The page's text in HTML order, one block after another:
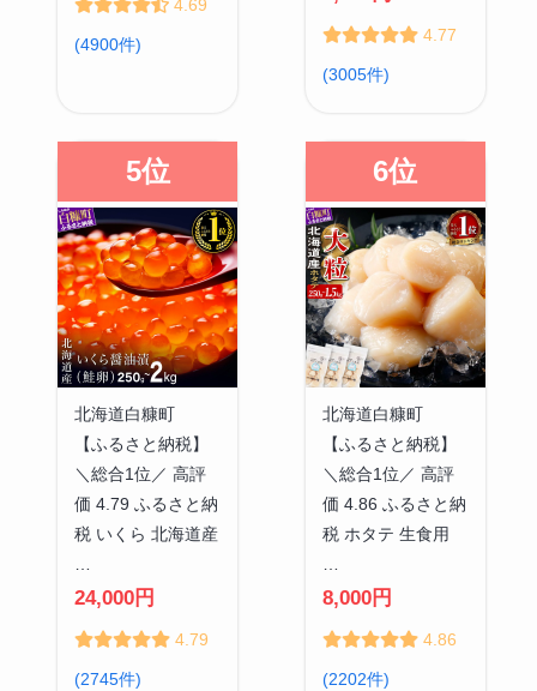
4.69
(4900件) 4.77
(3005件)
5位
北海道白糠町
【ふるさと納税】
＼総合1位／ 高評
価 4.79 ふるさと納
税 いくら 北海道産
24,000円
4.79
(2745件)
6位
北海道白糠町
【ふるさと納税】
＼総合1位／ 高評
価 4.86 ふるさと納
税 ホタテ 生食用
8,000円
4.86
(2202件)